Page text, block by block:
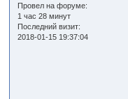
Провел на форуме:
1 час 28 минут
Последний визит:
2018-01-15 19:37:04